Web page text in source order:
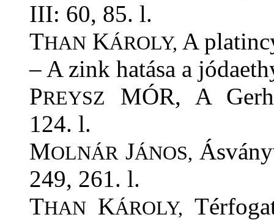
III: 60, 85. l.
THAN KÁROLY, A
– A zink hatása a
PREYSZ MÓR, A
124. l.
MOLNÁR JÁNOS,
249, 261. l.
THAN KÁROLY,